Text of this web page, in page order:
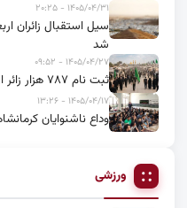
۱۴۰۵/۰۴/۳۱ - ۲۰:۲۵
سیل استقبال زائران
شد
۱۴۰۵/۰۴/۲۷ - ۰۹:۵۲
ثبت نام ۷۸۷ هزار زائر اربعین حسینی در سامانه سماح
۱۴۰۵/۰۴/۱۷ - ۱۳:۲۶
وداع ناشنوایان
ورزشی